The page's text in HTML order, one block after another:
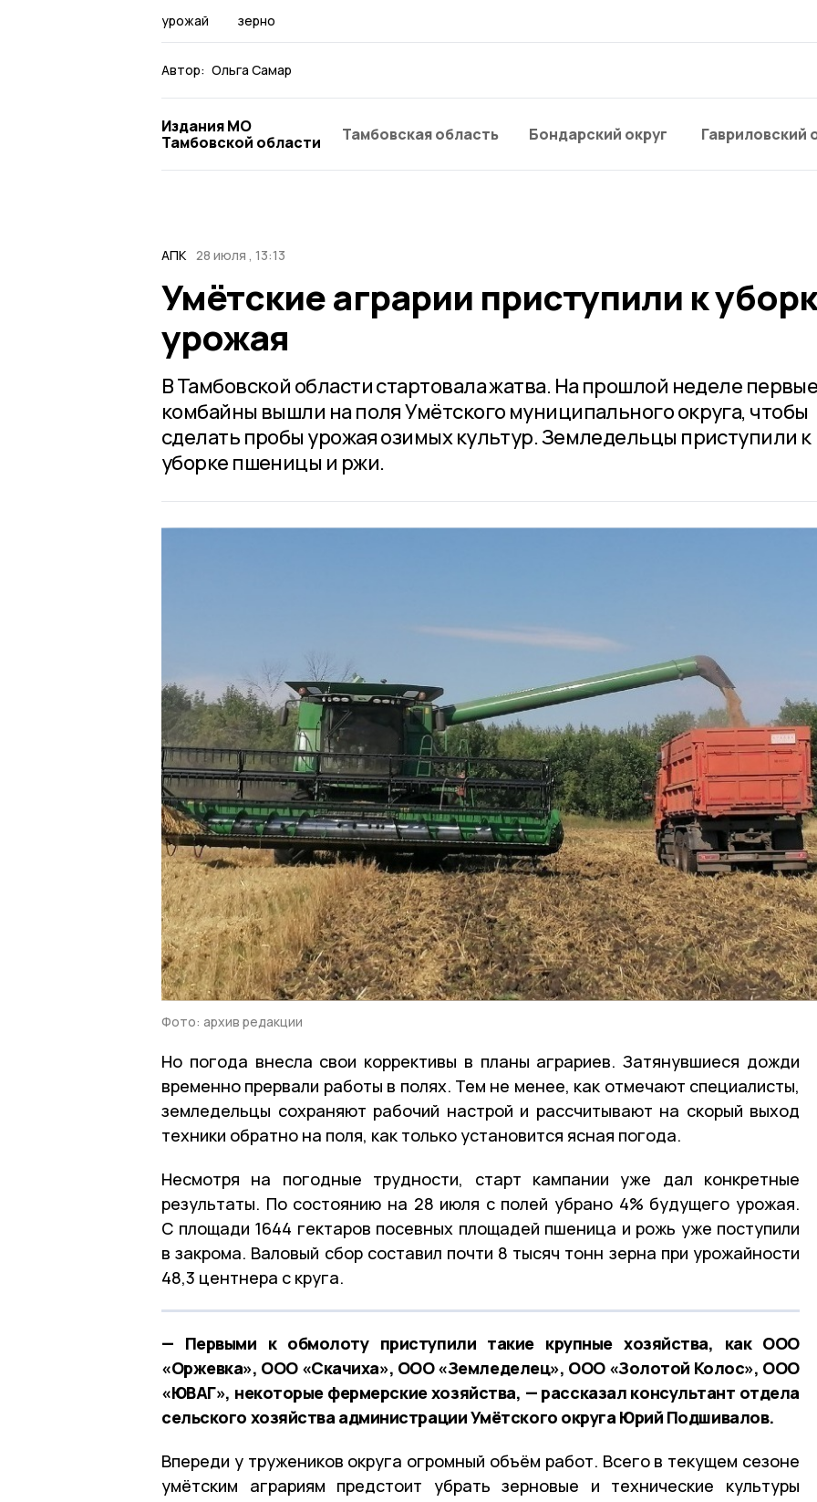
урожай зерно
Автор: Ольга Самар
Издания МО
Тамбовской области
Тамбовская область Бондарский округ Гавриловский
АПК 28 июля , 13:13
Умётские аграрии приступили к
урожая
В Тамбовской области стартовала жатва. На прошлой неделе
комбайны вышли на поля Умётского муниципального округа, чтобы
сделать пробы урожая озимых культур. Земледельцы приступили к
уборке пшеницы и ржи.
Фото: архив редакции
Но погода внесла свои коррективы в планы аграриев. Затянувшиеся дожди
временно прервали работы в полях. Тем не менее, как отмечают специалисты,
земледельцы сохраняют рабочий настрой и рассчитывают на скорый выход
техники обратно на поля, как только установится ясная погода.
Несмотря на погодные трудности, старт кампании уже дал конкретные
результаты. По состоянию на 28 июля с полей убрано 4% будущего урожая.
С площади 1644 гектаров посевных площадей пшеница и рожь уже поступили
в закрома. Валовый сбор составил почти 8 тысяч тонн зерна при урожайности
48,3 центнера с круга.
— Первыми к обмолоту приступили такие крупные хозяйства, как ООО
«Оржевка», ООО «Скачиха», ООО «Земледелец», ООО «Золотой Колос», ООО
«ЮВАГ», некоторые фермерские хозяйства, — рассказал консультант отдела
сельского хозяйства администрации Умётского округа Юрий Подшивалов.
Впереди у тружеников округа огромный объём работ. Всего в текущем сезоне
умётским аграриям предстоит убрать зерновые и технические культуры